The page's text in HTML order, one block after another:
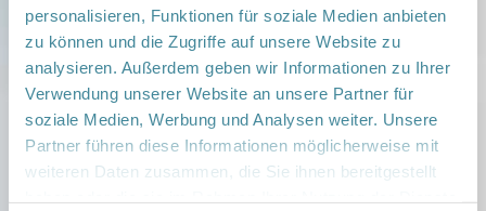
personalisieren, Funktionen für soziale Medien anbieten
zu können und die Zugriffe auf unsere Website zu
analysieren. Außerdem geben wir Informationen zu Ihrer
Verwendung unserer Website an unsere Partner für
soziale Medien, Werbung und Analysen weiter. Unsere
Partner führen diese Informationen möglicherweise mit
weiteren Daten zusammen, die Sie ihnen bereitgestellt
Per Telefon 03573 75 2622
Die telefonische Anmeldung ist Mittwoch,
Donnerstag und Freitag in der Zeit von 8 bis 14
Uhr möglich.
Veranstaltungsort:
SANA Kliniken Niederlausitz gGmbH (Alte